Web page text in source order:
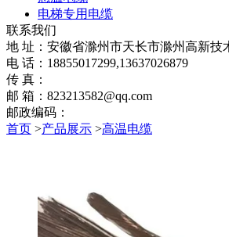
电梯专用电缆
联系我们
地 址：安徽省滁州市天长市滁州高新技
电 话：18855017299,13637026879
传 真：
邮 箱：823213582@qq.com
邮政编码：
首页 >产品展示 >高温电缆